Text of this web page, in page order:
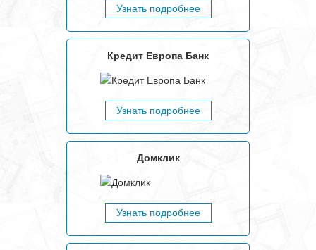
Узнать подробнее
Кредит Европа Банк
Узнать подробнее
Домклик
Узнать подробнее